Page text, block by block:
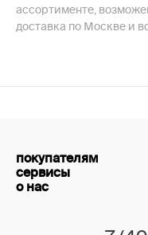
ассортименте,
доставка по Москве и
покупателям
сервисы
о нас